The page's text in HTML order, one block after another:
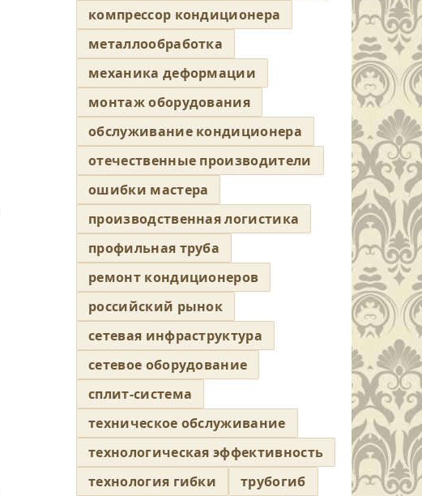
компрессор кондиционера
металлообработка
механика деформации
монтаж оборудования
обслуживание кондиционера
отечественные производители
ошибки мастера
производственная логистика
профильная труба
ремонт кондиционеров
российский рынок
сетевая инфраструктура
сетевое оборудование
сплит-система
техническое обслуживание
технологическая эффективность
технология гибки
трубогиб